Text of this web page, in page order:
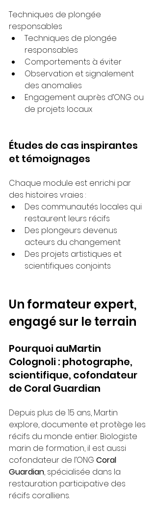
Techniques de plongée
responsables
Techniques de plongée
responsables
Comportements à éviter
Observation et signalement
des anomalies
Engagement auprès d’ONG ou
de projets locaux
Études de cas inspirantes
et témoignages
Chaque module est enrichi par
des histoires vraies :
Des communautés locales qui
restaurent leurs récifs
Des plongeurs devenus
acteurs du changement
Des projets artistiques et
scientifiques conjoints
Un formateur expert,
engagé sur le terrain
Pourquoi auMartin
Colognoli : photographe,
scientifique, cofondateur
de Coral Guardian
Depuis plus de 15 ans, Martin
explore, documente et protège les
récifs du monde entier. Biologiste
marin de formation, il est aussi
cofondateur de l’ONG Coral
Guardian, spécialisée dans la
restauration participative des
récifs coralliens.